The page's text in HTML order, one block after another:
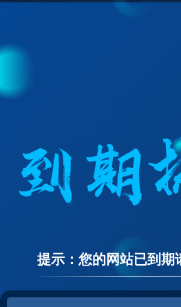
提示：您的网站已到期